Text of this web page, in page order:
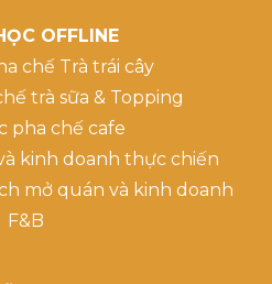
OFFLINE
chế Trà trái cây
trà sữa & Topping
pha chế cafe
kinh doanh thực chiến
mở quán và kinh doanh
F&B